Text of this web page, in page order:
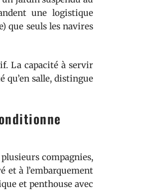
une logistique
que seuls les navires
La capacité à servir
qu’en salle, distingue
compagnies,
et à l’embarquement
et penthouse avec